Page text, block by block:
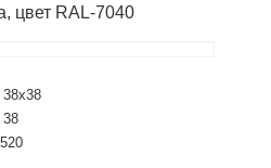
цвет RAL-7040
38х38
38